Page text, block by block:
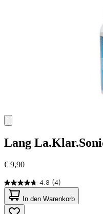
Lang
€ 9,90
4.8 (4)
4.8
von
5
In den Warenkorb